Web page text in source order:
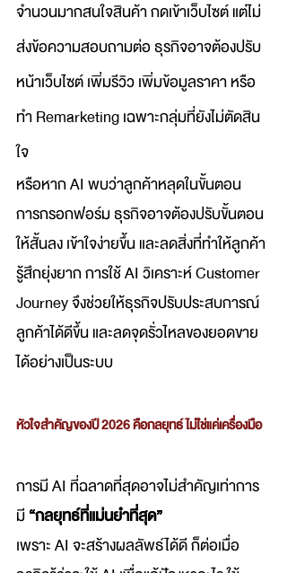
จำนวนมากสนใจสินค้า กดเข้าเว็บไซต์ แต่ไม่
ส่งข้อความสอบถามต่อ ธุรกิจอาจต้องปรับ
หน้าเว็บไซต์ เพิ่มรีวิว เพิ่มข้อมูลราคา หรือ
ทำ Remarketing เฉพาะกลุ่มที่ยังไม่ตัดสิน
ใจ
หรือหาก AI พบว่าลูกค้าหลุดในขั้นตอน
การกรอกฟอร์ม ธุรกิจอาจต้องปรับขั้นตอน
ให้สั้นลง เข้าใจง่ายขึ้น และลดสิ่งที่ทำให้ลูกค้า
รู้สึกยุ่งยาก การใช้ AI วิเคราะห์ Customer
Journey จึงช่วยให้ธุรกิจปรับประสบการณ์
ลูกค้าได้ดีขึ้น และลดจุดรั่วไหลของยอดขาย
ได้อย่างเป็นระบบ
หัวใจสำคัญของปี 2026 คือกลยุทธ์ ไม่ใช่แค่เครื่องมือ
การมี AI ที่ฉลาดที่สุดอาจไม่สำคัญเท่าการ
มี “กลยุทธ์ที่แม่นยำที่สุด”
เพราะ AI จะสร้างผลลัพธ์ได้ดี ก็ต่อเมื่อ